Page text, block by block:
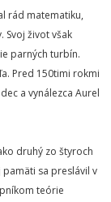
rád matematiku,
Svoj život však
parných turbín.
Pred 150timi rokmi
a vynálezca Aurel
druhý zo štyroch
sa preslávil v
teórie